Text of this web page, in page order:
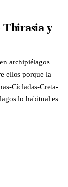
Thirasia y
archipiélagos
ellos porque la
Cícladas-Creta-
lo habitual es